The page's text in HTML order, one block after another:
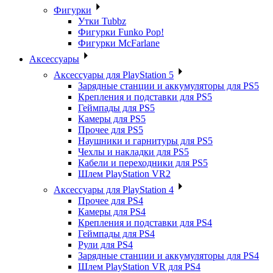
Фигурки
Утки Tubbz
Фигурки Funko Pop!
Фигурки McFarlane
Аксессуары
Аксессуары для PlayStation 5
Зарядные станции и аккумуляторы для PS5
Крепления и подставки для PS5
Геймпады для PS5
Камеры для PS5
Прочее для PS5
Наушники и гарнитуры для PS5
Чехлы и накладки для PS5
Кабели и переходники для PS5
Шлем PlayStation VR2
Аксессуары для PlayStation 4
Прочее для PS4
Камеры для PS4
Крепления и подставки для PS4
Геймпады для PS4
Рули для PS4
Зарядные станции и аккумуляторы для PS4
Шлем PlayStation VR для PS4